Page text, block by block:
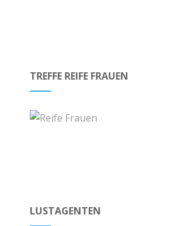
TREFFE REIFE FRAUEN
LUSTAGENTEN